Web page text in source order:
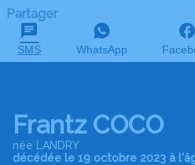
Partager
SMS WhatsApp
Frantz COCO
née LANDRY
décédée le 19 octobre 2023 à